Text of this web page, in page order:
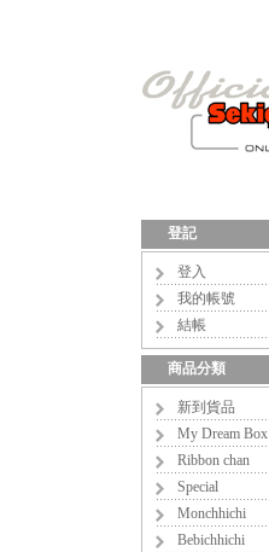
登記
登入
我的帳號
結帳
商品分類
新到貨品
My Dream Box
Ribbon chan
Special
Monchhichi
Bebichhichi